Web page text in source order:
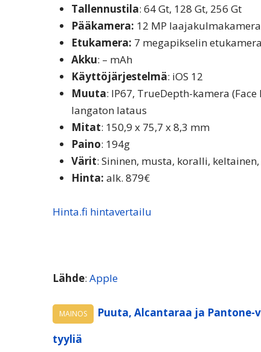
Tallennustila: 64 Gt, 128 Gt, 256 Gt
Pääkamera: 12 MP laajakulmakamera
Etukamera: 7 megapikselin
Akku: – mAh
Käyttöjärjestelmä: iOS 12
Muuta: IP67, TrueDepth-kamera
langaton lataus
Mitat: 150,9 x 75,7 x 8,3 mm
Paino: 194g
Värit: Sininen, musta, koralli,
Hinta: alk. 879€
Hinta.fi hintavertailu
Lähde: Apple
MAINOS
Puuta, Alcantaraa ja
tyyliä